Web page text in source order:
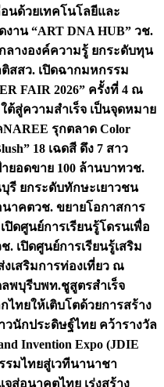
นด้วยเทคโนโลยีและ
งาน “ART DNA HUB” วช.
างองค์ความรู้ ยกระดับทุน
สสว. เปิดฉากมหกรรม
FAIR 2026” ครั้งที่ 4 ณ
ต้สู่ความสำเร็จ เป็นจุดหมาย
NAREE รุกตลาด Color
18 เฉดสี ดึง 7 สาว
ายอดขาย 100 ล้านบาทวช.
รี ยกระดับทักษะเยาวชน
นาคตวช. ขยายโอกาสการ
ปิดศูนย์การเรียนรู้โดรนเพื่อ
. เปิดศูนย์การเรียนรู้เสริม
เสริมการท่องเที่ยว ณ
ลพบุรีบพท.ชูสูตรสำเร็จ
ไทยให้เติบโตด้วยการสร้าง
วนักประดิษฐ์ไทย คว้ารางวัล
Invention Expo (JDIE
รมไทยสู่เวทีนานาชา
สู่อนาคตไทย เร่งสร้าง